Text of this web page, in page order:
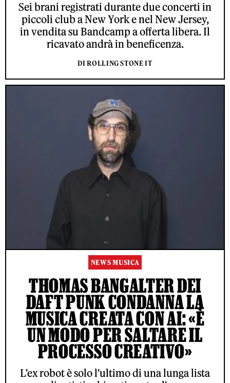
Sei brani registrati durante due concerti in
piccoli club a New York e nel New Jersey,
in vendita su Bandcamp a offerta libera. Il
ricavato andrà in beneficenza.
DI ROLLING STONE IT
NEWS MUSICA
THOMAS BANGALTER DEI
DAFT PUNK CONDANNA LA
MUSICA CREATA CON AI: «È
UN MODO PER SALTARE IL
PROCESSO CREATIVO»
L'ex robot è solo l'ultimo di una lunga lista